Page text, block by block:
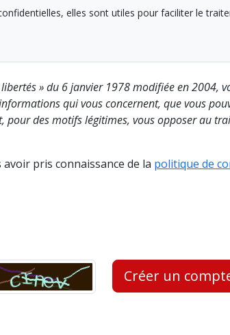
elles sont utiles pour faciliter le
» du 6 janvier 1978 modifiée en 2004,
qui vous concernent, que vous
pour des motifs légitimes, vous opposer au
pris connaissance de la politique de
Créer un